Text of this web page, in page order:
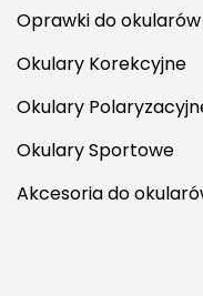
Oprawki do okularów
Okulary Korekcyjne
Okulary
Okulary Sportowe
Akcesoria do